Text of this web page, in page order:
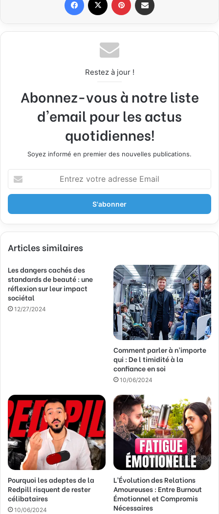
Restez à jour !
Abonnez-vous à notre liste
d'email pour les actus
quotidiennes!
Soyez informé en premier des nouvelles publications.
t
e
z
o
r
e
a
d
r
l
Articles similaires
Les dangers cachés des
standards de beauté : une
réflexion sur leur impact
sociétal
12/27/2024
Comment parler à n’importe
qui : De l timidité à la
confiance en soi
10/06/2024
Pourquoi les adeptes de la
Redpill risquent de rester
célibataires
10/06/2024
L’Évolution des Relations
Amoureuses : Entre Burnout
Émotionnel et Compromis
Nécessaires